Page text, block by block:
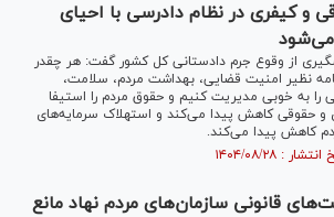
و کیفری در نظام دادرسی با احیای
از وقوع جرم دادستانی کل کشور گفت: هر چقدر
نظیر امنیت قضایی، بهداشت مردم، سلامت،
را به خوبی مدیریت کنیم و حقوق مردم را استیفا
و حقوقی کاهش پیدا می‌کند و استهلاک سرمایه‌های
کاهش پیدا می‌کند.
قانونی سازمان‌های مردم نهاد مانع